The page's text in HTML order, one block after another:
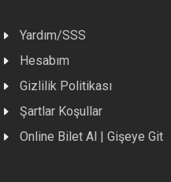
Yardım/SSS
Hesabım
Gizlilik Politikası
Şartlar Koşullar
Online Bilet Al | Gişeye Git